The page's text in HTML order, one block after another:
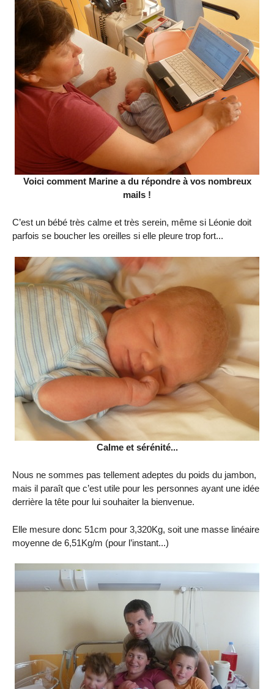
Voici comment Marine a du répondre à vos nombreux
mails !
C’est un bébé très calme et très serein, même si Léonie doit
parfois se boucher les oreilles si elle pleure trop fort...
Calme et sérénité...
Nous ne sommes pas tellement adeptes du poids du jambon,
mais il paraît que c’est utile pour les personnes ayant une idée
derrière la tête pour lui souhaiter la bienvenue.
Elle mesure donc 51cm pour 3,320Kg, soit une masse linéaire
moyenne de 6,51Kg/m (pour l’instant...)